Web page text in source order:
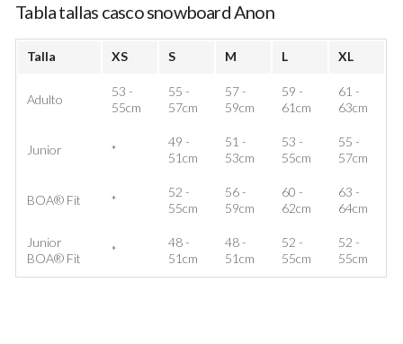
Tabla tallas casco snowboard Anon
Talla XS S M L XL
Adulto
53 -
55cm
55 -
57cm
57 -
59cm
59 -
61cm
61 -
63cm
Junior *
49 -
51cm
51 -
53cm
53 -
55cm
55 -
57cm
BOA® Fit *
52 -
55cm
56 -
59cm
60 -
62cm
63 -
64cm
Junior
BOA® Fit
*
48 -
51cm
48 -
51cm
52 -
55cm
52 -
55cm